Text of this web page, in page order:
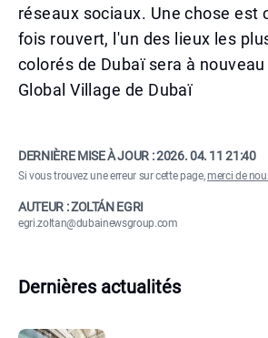
réseaux sociaux. Une chose est
fois rouvert, l'un des lieux les
colorés de Dubaï sera à
Global Village de Dubaï
DERNIÈRE MISE À JOUR :2026. 04. 11 21:40
Si vous trouvez une erreur sur cette page,merci de
AUTEUR : ZOLTÁN EGRI
egri.zoltan@dubainewsgroup.com
Dernières actualités